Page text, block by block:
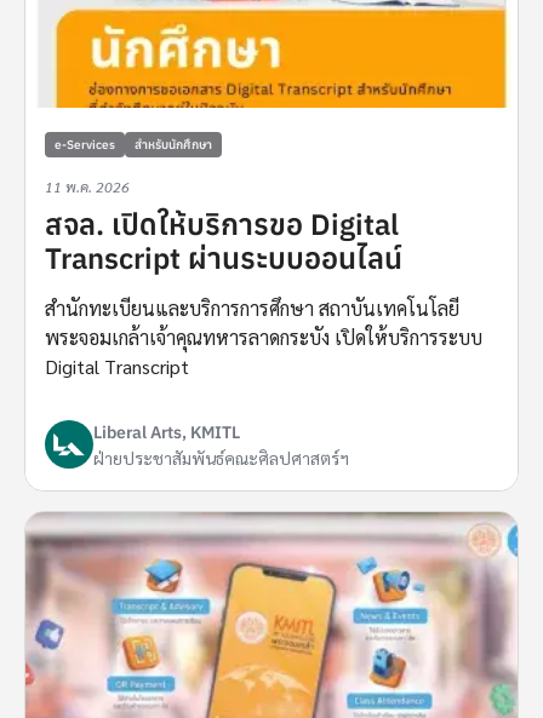
e-Services สำหรับนักศึกษา
11 พ.ค. 2026
สจล. เปิดให้บริการขอ Digital
Transcript ผ่านระบบออนไลน์
สำนักทะเบียนและบริการการศึกษา สถาบันเทคโนโลยี
พระจอมเกล้าเจ้าคุณทหารลาดกระบัง เปิดให้บริการระบบ
Digital Transcript
Liberal Arts, KMITL
ฝ่ายประชาสัมพันธ์คณะศิลปศาสตร์ฯ